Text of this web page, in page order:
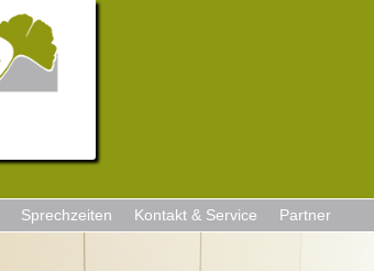
Sprechzeiten Kontakt & Service Partner